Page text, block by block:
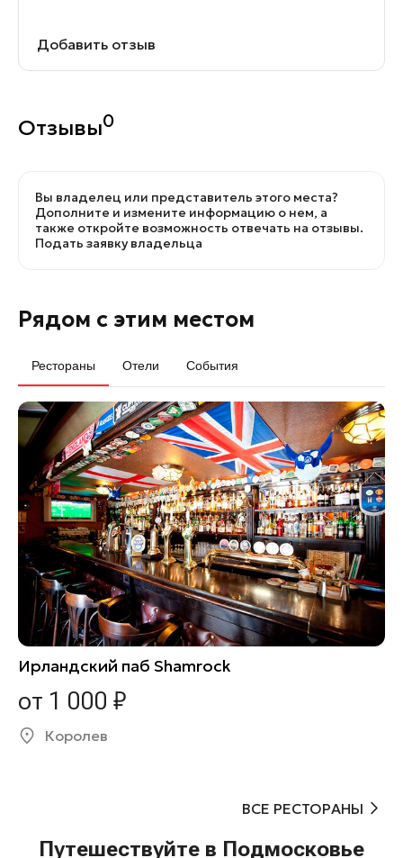
Добавить отзыв
Отзывы0
Вы владелец или представитель этого места?
Дополните и измените информацию о нем, а
также откройте возможность отвечать на отзывы.
Подать заявку владельца
Рядом с этим местом
Рестораны Отели События
Ирландский паб Shamrock
от 1 000 ₽
Королев
ВСЕ РЕСТОРАНЫ
Путешествуйте в Подмосковье